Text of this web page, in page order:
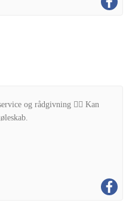
og rådgivning 👌🏼 Kan